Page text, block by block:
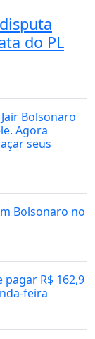
do PL
Bolsonaro
Agora
seus
Bolsonaro no
pagar R$ 162,9
feira